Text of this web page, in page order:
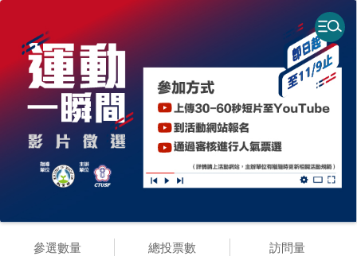
參選數量 總投票數 訪問量